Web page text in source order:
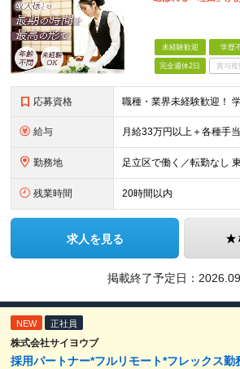
未経験歓迎 学歴
完全週休2日 賞与複
応募資格
給与
勤務地
残業時間 20時間以内
求人を見る
掲載終了予定日：
NEW 正社員
株式会社サイヨウブ
採用パートナー*フルリモート*フレックス勤